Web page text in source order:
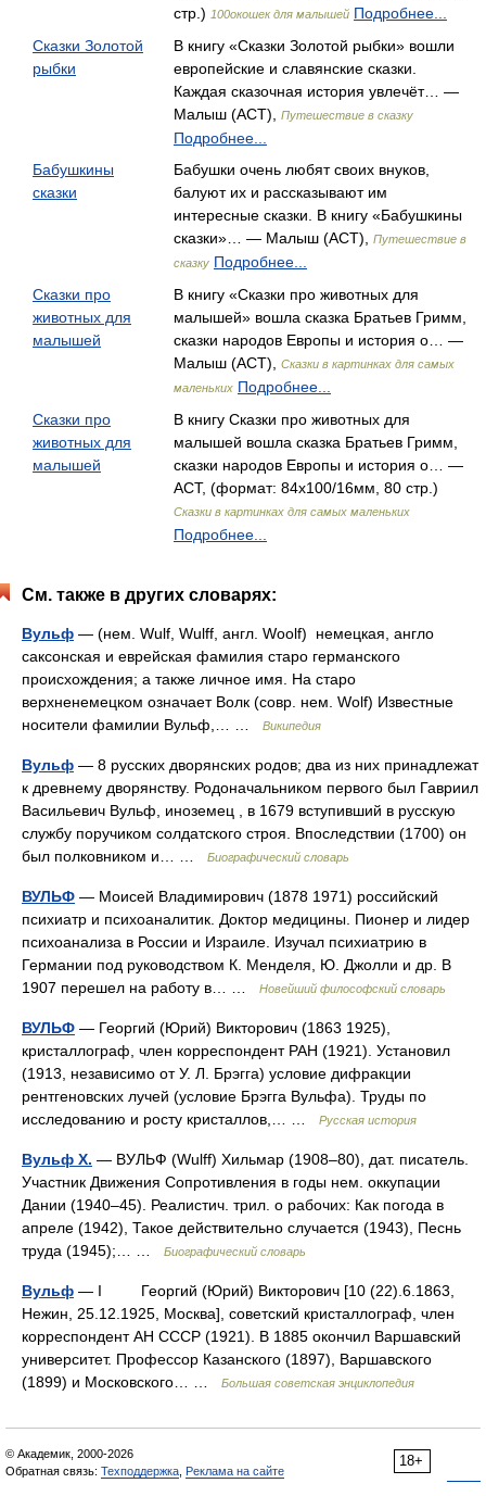
стр.) 100окошек для малышей Подробнее...
Сказки Золотой
рыбки
В книгу «Сказки Золотой рыбки» вошли
европейские и славянские сказки.
Каждая сказочная история увлечёт… —
Малыш (АСТ),
Путешествие в сказку
Подробнее...
Бабушкины
сказки
Бабушки очень любят своих внуков,
балуют их и рассказывают им
интересные сказки. В книгу «Бабушкины
сказки»… — Малыш (АСТ),
Путешествие в
сказку Подробнее...
Сказки про
животных для
малышей
В книгу «Сказки про животных для
малышей» вошла сказка Братьев Гримм,
сказки народов Европы и история о… —
Малыш (АСТ),
Сказки в картинках для самых
маленьких Подробнее...
Сказки про
животных для
малышей
В книгу Сказки про животных для
малышей вошла сказка Братьев Гримм,
сказки народов Европы и история о… —
АСТ, (формат: 84x100/16мм, 80 стр.)
Сказки в картинках для самых маленьких
Подробнее...
См. также в других словарях:
Вульф — (нем. Wulf, Wulff, англ. Woolf) немецкая, англо
саксонская и еврейская фамилия старо германского
происхождения; а также личное имя. На старо
верхненемецком означает Волк (совр. нем. Wolf) Известные
носители фамилии Вульф,… …
Википедия
Вульф — 8 русских дворянских родов; два из них принадлежат
к древнему дворянству. Родоначальником первого был Гавриил
Васильевич Вульф, иноземец , в 1679 вступивший в русскую
службу поручиком солдатского строя. Впоследствии (1700) он
был полковником и… …
Биографический словарь
ВУЛЬФ — Моисей Владимирович (1878 1971) российский
психиатр и психоаналитик. Доктор медицины. Пионер и лидер
психоанализа в России и Израиле. Изучал психиатрию в
Германии под руководством К. Менделя, Ю. Джолли и др. В
1907 перешел на работу в… …
Новейший философский словарь
ВУЛЬФ — Георгий (Юрий) Викторович (1863 1925),
кристаллограф, член корреспондент РАН (1921). Установил
(1913, независимо от У. Л. Брэгга) условие дифракции
рентгеновских лучей (условие Брэгга Вульфа). Труды по
исследованию и росту кристаллов,… …
Русская история
Вульф Х. — ВУЛЬФ (Wulff) Хильмар (1908–80), дат. писатель.
Участник Движения Сопротивления в годы нем. оккупации
Дании (1940–45). Реалистич. трил. о рабочих: Как погода в
апреле (1942), Такое действительно случается (1943), Песнь
труда (1945);… …
Биографический словарь
Вульф — I Георгий (Юрий) Викторович [10 (22).6.1863,
Нежин, 25.12.1925, Москва], советский кристаллограф, член
корреспондент АН СССР (1921). В 1885 окончил Варшавский
университет. Профессор Казанского (1897), Варшавского
(1899) и Московского… …
Большая советская энциклопедия
18+
© Академик, 2000-2026
Обратная связь: Техподдержка Реклама на сайте